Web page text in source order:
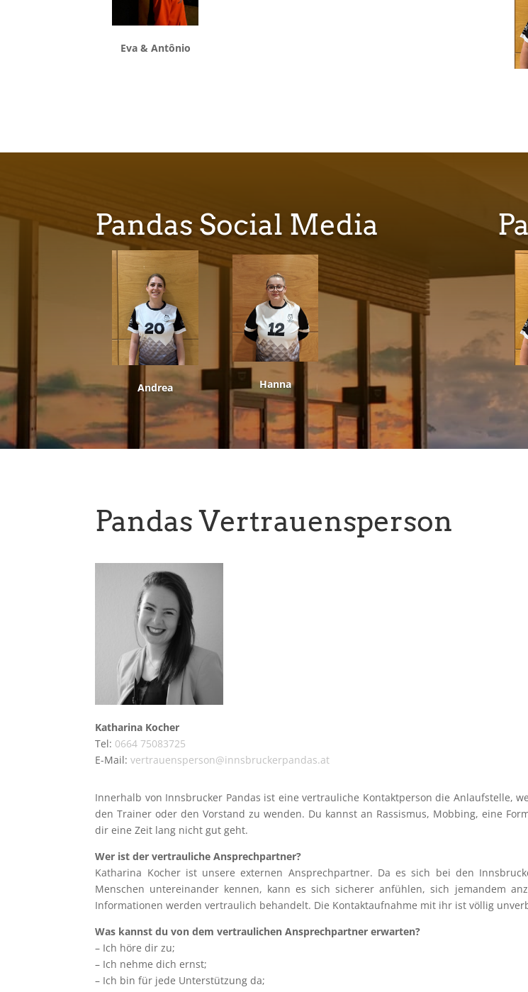
Eva & Antônio
Pandas Social Media
Andrea Hanna
Pandas Vertrauensperson
Katharina Kocher
Tel: 0664 75083725
E-Mail:vertrauensperson@innsbruckerpandas.at
Innerhalb von Innsbrucker Pandas ist eine vertrauliche Kontaktperson die Anlaufstelle,
den Trainer oder den Vorstand zu wenden. Du kannst an Rassismus, Mobbing, eine
dir eine Zeit lang nicht gut geht.
Wer ist der vertrauliche Ansprechpartner?
Katharina Kocher ist unsere externen Ansprechpartner. Da es sich bei den
Menschen untereinander kennen, kann es sich sicherer anfühlen, sich jemandem
Informationen werden vertraulich behandelt. Die Kontaktaufnahme mit ihr ist völlig
Was kannst du von dem vertraulichen Ansprechpartner erwarten?
– Ich höre dir zu;
– Ich nehme dich ernst;
– Ich bin für jede Unterstützung da;